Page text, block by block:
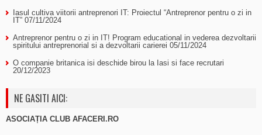
Iasul cultiva viitorii antreprenori IT: Proiectul “Antreprenor pentru o zi in
IT” 07/11/2024
Antreprenor pentru o zi in IT! Program educational in vederea dezvoltarii
spiritului antreprenorial si a dezvoltarii carierei 05/11/2024
O companie britanica isi deschide birou la Iasi si face recrutari
20/12/2023
NE GASITI AICI:
ASOCIAȚIA CLUB AFACERI.RO